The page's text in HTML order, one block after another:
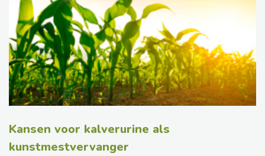
Kansen voor kalverurine als
kunstmestvervanger